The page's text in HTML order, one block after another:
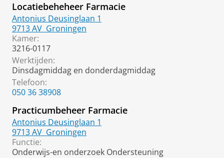
Locatiebeheheer Farmacie
Antonius Deusinglaan 1
9713 AV Groningen
Kamer:
3216-0117
Werktijden:
Dinsdagmiddag en donderdagmiddag
Telefoon:
050 36 38908
Practicumbeheer Farmacie
Antonius Deusinglaan 1
9713 AV Groningen
Functie:
Onderwijs-en onderzoek Ondersteuning